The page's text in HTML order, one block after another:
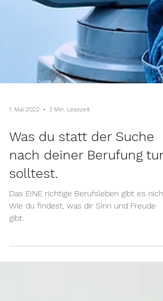
1. Mai 2022 3 Min. Lesezeit
Was du statt der Suche
nach deiner Berufung tun
solltest.
gibt.